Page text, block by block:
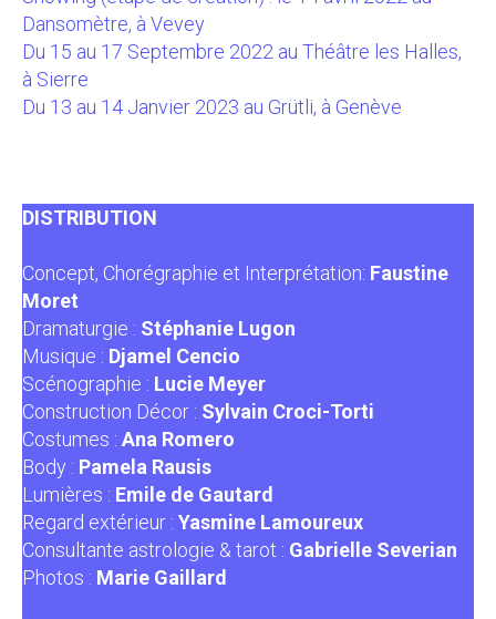
Dansomètre, à Vevey
Du 15 au 17 Septembre 2022 au Théâtre les Halles,
à Sierre
Du 13 au 14 Janvier 2023 au Grütli, à Genève
DISTRIBUTION
Concept, Chorégraphie et Interprétation: Faustine
Moret
Dramaturgie : Stéphanie Lugon
Musique : Djamel Cencio
Scénographie : Lucie Meyer
Construction Décor : Sylvain Croci-Torti
Costumes : Ana Romero
Body : Pamela Rausis
Lumières : Emile de Gautard
Regard extérieur : Yasmine Lamoureux
Consultante astrologie & tarot : Gabrielle Severian
Photos : Marie Gaillard